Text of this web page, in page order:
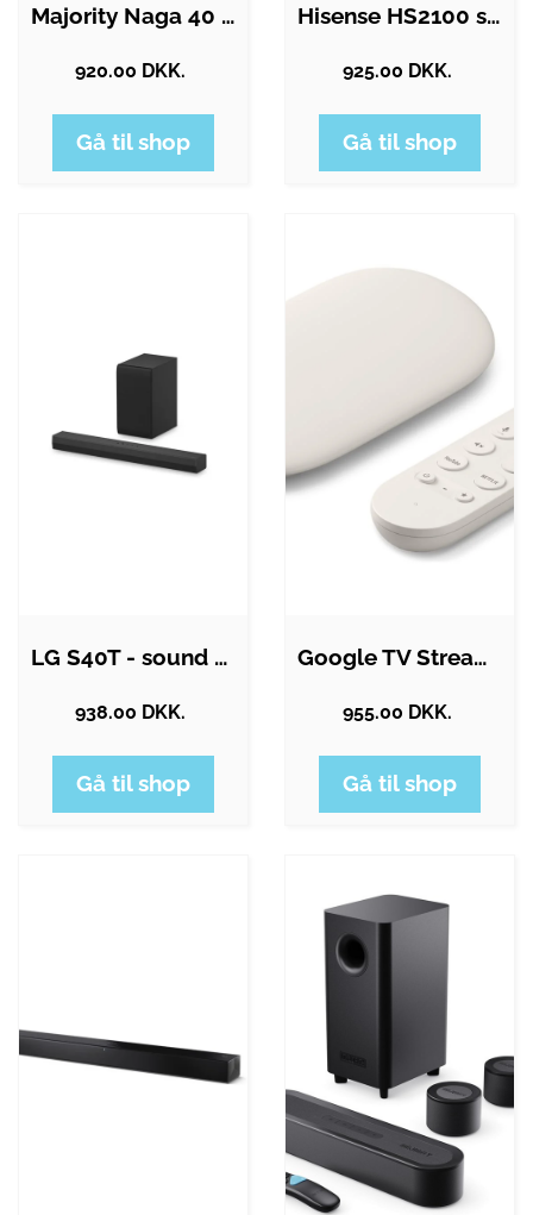
Majority Naga 40 Plus Bluetooth Soundbar…
920.00 DKK.
Gå til shop
Hisense HS2100 soundbar speaker
925.00 DKK.
Gå til shop
LG S40T - sound bar system - wireless
938.00 DKK.
Gå til shop
Google TV Streamer (4K) - 4K UHD &…
955.00 DKK.
Gå til shop